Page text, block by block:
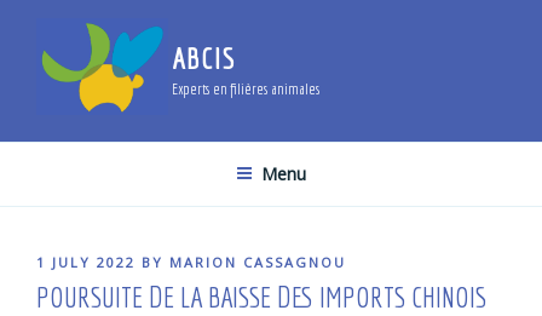
content
ABCIS
Experts en filières animales
Menu
POSTED
ON
1 JULY 2022 BY MARION CASSAGNOU
POURSUITE DE LA BAISSE DES IMPORTS CHINOIS